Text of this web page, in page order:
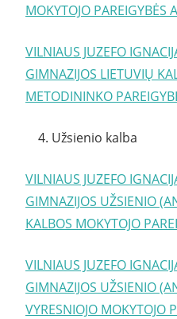
MOKYTOJO PAREIGYBĖS
VILNIAUS JUZEFO
GIMNAZIJOS LIETUVIŲ
METODININKO
4. Užsienio kalba
VILNIAUS JUZEFO
GIMNAZIJOS UŽSIENIO
KALBOS MOKYTOJO
VILNIAUS JUZEFO
GIMNAZIJOS UŽSIENIO
VYRESNIOJO MOKYTOJO